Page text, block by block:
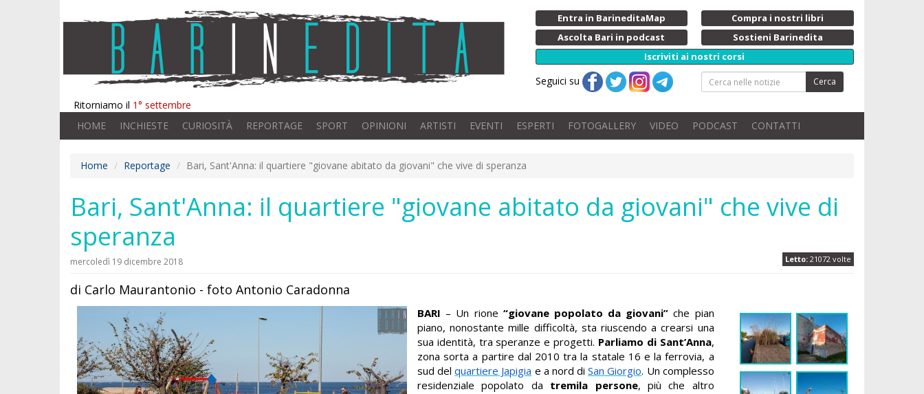
Ritorniamo il 1° settembre
Entra in BarineditaMap
Compra i nostri libri
Ascolta Bari in podcast
Sostieni Barinedita
Iscriviti ai nostri corsi
Seguici su Cerca
HOME INCHIESTE CURIOSITÀ REPORTAGE SPORT OPINIONI ARTISTI EVENTI ESPERTI FOTOGALLERY VIDEO PODCAST CONTATTI
Home Reportage Bari, Sant'Anna: il quartiere "giovane abitato da giovani" che vive di speranza
Bari, Sant'Anna: il quartiere "giovane abitato da giovani" che vive di
speranza
Letto: 21072 volte
mercoledì 19 dicembre 2018
di Carlo Maurantonio - foto Antonio Caradonna
BARI – Un rione “giovane popolato da giovani” che pian
piano, nonostante mille difficoltà, sta riuscendo a crearsi una
sua identità, tra speranze e progetti. Parliamo di Sant’Anna,
zona sorta a partire dal 2010 tra la statale 16 e la ferrovia, a
sud delquartiere Japigia e a nord diSan Giorgio. Un complesso
residenziale popolato da tremila persone, più che altro